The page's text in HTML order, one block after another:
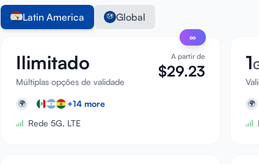
Latin America Global
∞
Ilimitado
Múltiplas opções de validade
A partir de
$29.23
🌍 +14 more
Rede 5G, LTE
1
🌍